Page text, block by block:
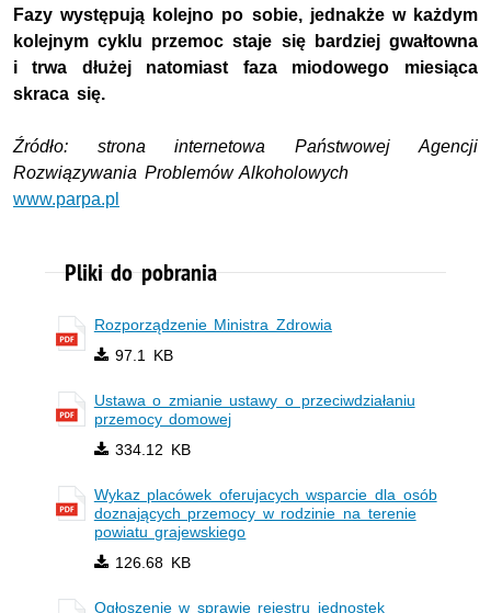
Fazy występują kolejno po sobie, jednakże w każdym
kolejnym cyklu przemoc staje się bardziej gwałtowna
i trwa dłużej natomiast faza miodowego miesiąca
skraca się.
Źródło: strona internetowa Państwowej Agencji
Rozwiązywania Problemów Alkoholowych
www.parpa.pl
Pliki do pobrania
Rozporządzenie Ministra Zdrowia
97.1 KB
Ustawa o zmianie ustawy o przeciwdziałaniu
przemocy domowej
334.12 KB
Wykaz placówek oferujacych wsparcie dla osób
doznających przemocy w rodzinie na terenie
powiatu grajewskiego
126.68 KB
Ogłoszenie w sprawie rejestru jednostek